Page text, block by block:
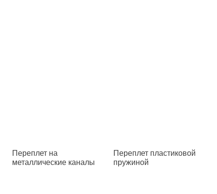
Переплет на
металлические каналы
Переплет пластиковой
пружиной